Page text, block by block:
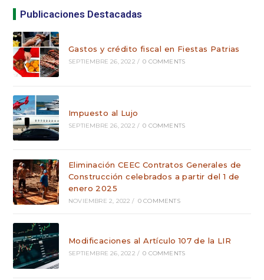
Publicaciones Destacadas
Gastos y crédito fiscal en Fiestas Patrias
SEPTIEMBRE 26, 2022 / 0 COMMENTS
Impuesto al Lujo
SEPTIEMBRE 26, 2022 / 0 COMMENTS
Eliminación CEEC Contratos Generales de
Construcción celebrados a partir del 1 de
enero 2025
NOVIEMBRE 2, 2022 / 0 COMMENTS
Modificaciones al Artículo 107 de la LIR
SEPTIEMBRE 26, 2022 / 0 COMMENTS